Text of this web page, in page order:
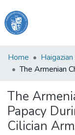
Haigazian
University
&
Collections
All of DSpace
Home
The
Papacy
Cilician